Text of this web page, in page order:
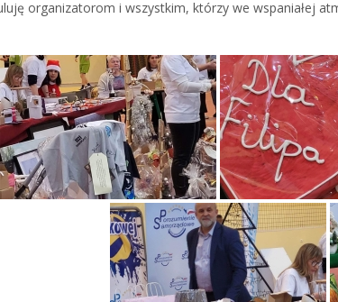
organizatorom i wszystkim, którzy we wspaniałej